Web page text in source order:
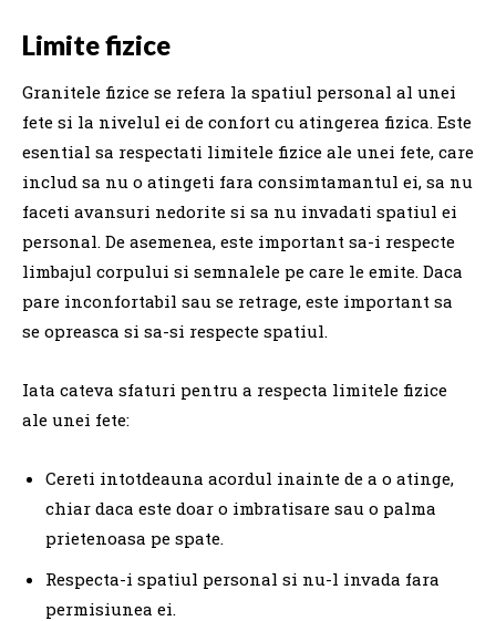
Limite fizice
Granitele fizice se refera la spatiul personal al unei
fete si la nivelul ei de confort cu atingerea fizica. Este
esential sa respectati limitele fizice ale unei fete, care
includ sa nu o atingeti fara consimtamantul ei, sa nu
faceti avansuri nedorite si sa nu invadati spatiul ei
personal. De asemenea, este important sa-i respecte
limbajul corpului si semnalele pe care le emite. Daca
pare inconfortabil sau se retrage, este important sa
se opreasca si sa-si respecte spatiul.
Iata cateva sfaturi pentru a respecta limitele fizice
ale unei fete:
Cereti intotdeauna acordul inainte de a o atinge,
chiar daca este doar o imbratisare sau o palma
prietenoasa pe spate.
Respecta-i spatiul personal si nu-l invada fara
permisiunea ei.